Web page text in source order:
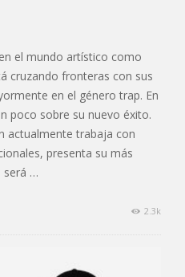
el mundo artístico como
cruzando fronteras con sus
en el género trap. En
poco sobre su nuevo éxito.
actualmente trabaja con
presenta su más
será …
2.3k